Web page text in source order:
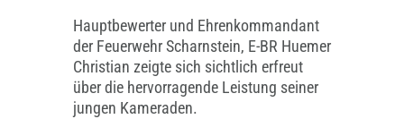
Hauptbewerter und Ehrenkommandant
der Feuerwehr Scharnstein, E-BR Huemer
Christian zeigte sich sichtlich erfreut
über die hervorragende Leistung seiner
jungen Kameraden.